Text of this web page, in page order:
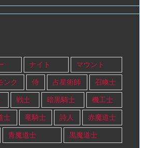
ナイト マウント
ンク 侍 占星術師 召喚士
戦士 暗黒騎士 機工士
士 竜騎士 詩人 赤魔道士
青魔道士 黒魔道士